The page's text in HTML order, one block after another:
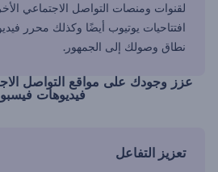
لقنوات ومنصات التواصل الاجتماعي
افتتاحيات يوتيوب أيضًا وكذلك محرر
نطاق وصولك إلى الجمهور.
عزز وجودك على مواقع التواصل
فيديوهات
تعزيز التفاعل